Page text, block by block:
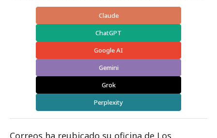
Claude
ChatGPT
Google AI
Gemini
Grok
Perplexity
Correos ha reubicado su oficina de Los